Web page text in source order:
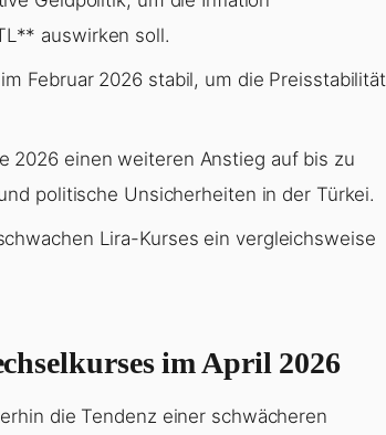
auswirken soll.
Februar 2026 stabil, um die Preisstabilität
2026 einen weiteren Anstieg auf bis zu
politische Unsicherheiten in der Türkei.
Lira-Kurses ein vergleichsweise
im April 2026
die Tendenz einer schwächeren